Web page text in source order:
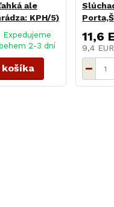
ale
KPH/5)
Expedujeme
behem 2-3 dní
11,6
9,4 EUR